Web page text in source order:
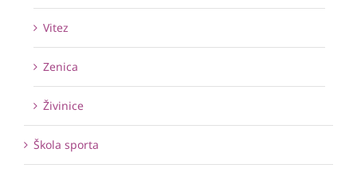
Vitez
Zenica
Živinice
Škola sporta